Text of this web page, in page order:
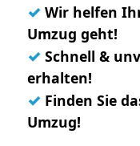
✓ Wir helfen
Umzug geht!
✓ Schnell &
erhalten!
✓ Finden Sie
Umzug!